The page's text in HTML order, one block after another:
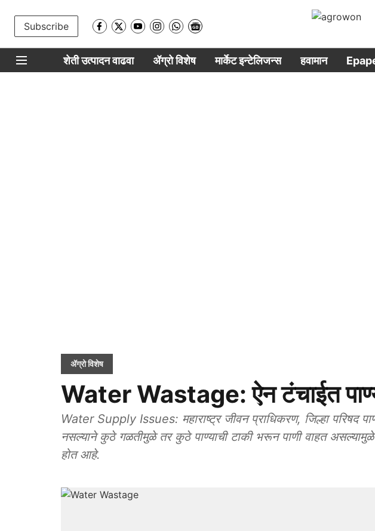
Subscribe
शेती उत्पादन वाढवा ॲग्रो विशेष मार्केट इन्टेलिजन्स हवामान
ॲग्रो विशेष
Water Wastage: ऐन टंचाईत
Water Supply Issues: महाराष्ट्र जीवन प्राधिकरण, जिल्हा परिषद
नसल्याने कुठे गळतीमुळे तर कुठे पाण्याची टाकी भरून पाणी वाहत असल्यामुळे
होत आहे.